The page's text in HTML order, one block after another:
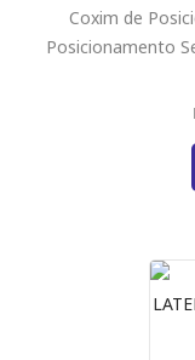
Coxim de
Posicionamento